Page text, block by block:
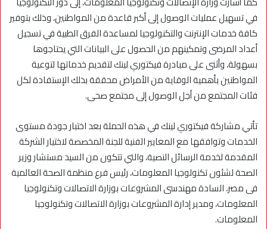
في تسهيل عمليات الوصول إلى أكبر قاعدة من المواطنين، وذلك بتوفير
كافة خدمات الإنترنت والتكنولوجيا لمساعدة الفرق الطبية في تسجيل
أعداد المرضى وتمكينهم من الحصول على البيانات التي يحتاجوها
بسهولة، وأثنى على مبادرة فيكتوري لينك لتقديم خدماتها لتوعية
المواطنين بأهمية الوقاية من الأمراض محققة بذلك الإستفادة لكل
فئات المجتمع من أجل الوصول إلى مجتمع صحى.
تأتي مشاركة فيكتوري لينك في هذه الحملة بعد اختبار جودة مستوى
الخدمات وتوافقها مع المعايير الفنية للجنة المخصصة لاختيار الشركة
المقدمة لخدمة الرسائل النصية، والتي تتكون من السيد مستشار وزير
الصحة لشئون تكنولوجيا المعلومات، رئيس فرع منظمة الصحة العالمية
فى مصر، السادة مهندسى المشروعات بوزارة الاتصالات وتكنولوجيا
المعلومات، ومدير إدارة المشروعات بوزارة الاتصالات وتكنولوجيا
المعلومات.